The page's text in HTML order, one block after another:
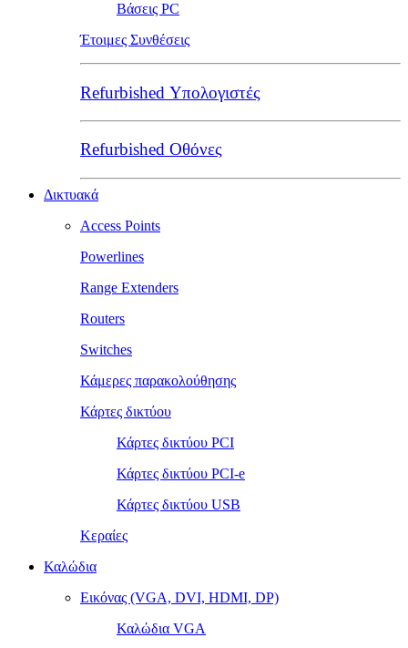
Βάσεις PC
Έτοιμες Συνθέσεις
Refurbished Υπολογιστές
Refurbished Οθόνες
Δικτυακά
Access Points
Powerlines
Range Extenders
Routers
Switches
Κάμερες παρακολούθησης
Κάρτες δικτύου
Κάρτες δικτύου PCI
Κάρτες δικτύου PCI-e
Κάρτες δικτύου USB
Κεραίες
Καλώδια
Εικόνας (VGA, DVI, HDMI, DP)
Καλώδια VGA